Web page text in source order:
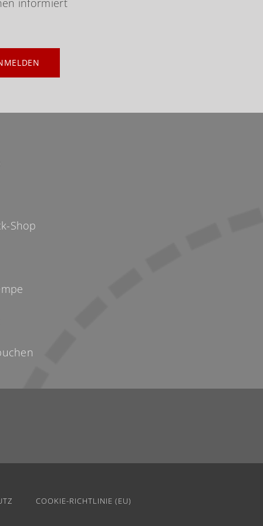
Shop
COOKIE-RICHTLINIE (EU)